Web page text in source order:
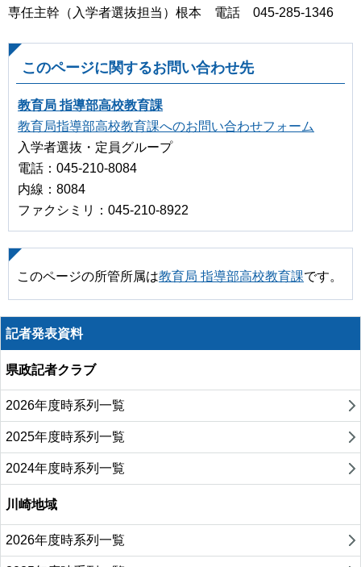
専任主幹（入学者選抜担当）根本 電話 045-285-1346
このページに関するお問い合わせ先
教育局 指導部高校教育課
教育局指導部高校教育課へのお問い合わせフォーム
入学者選抜・定員グループ
電話：045-210-8084
内線：8084
ファクシミリ：045-210-8922
このページの所管所属は教育局 指導部高校教育課です。
記者発表資料
県政記者クラブ
2026年度時系列一覧
2025年度時系列一覧
2024年度時系列一覧
川崎地域
2026年度時系列一覧